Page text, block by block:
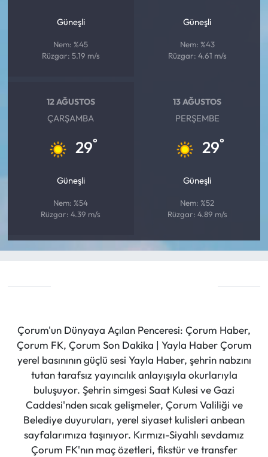
Güneşli
Nem: %45
Rüzgar: 5.19 m/s
Güneşli
Nem: %43
Rüzgar: 4.61 m/s
12 AĞUSTOS
ÇARŞAMBA
29°
Güneşli
Nem: %54
Rüzgar: 4.39 m/s
13 AĞUSTOS
PERŞEMBE
29°
Güneşli
Nem: %52
Rüzgar: 4.89 m/s
Çorum'un Dünyaya Açılan Penceresi: Çorum Haber,
Çorum FK, Çorum Son Dakika | Yayla Haber Çorum
yerel basınının güçlü sesi Yayla Haber, şehrin nabzını
tutan tarafsız yayıncılık anlayışıyla okurlarıyla
buluşuyor. Şehrin simgesi Saat Kulesi ve Gazi
Caddesi'nden sıcak gelişmeler, Çorum Valiliği ve
Belediye duyuruları, yerel siyaset kulisleri anbean
sayfalarımıza taşınıyor. Kırmızı-Siyahlı sevdamız
Çorum FK'nın maç özetleri, fikstür ve transfer